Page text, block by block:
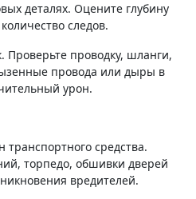
деталях. Оцените глубину
следов.
Проверьте проводку, шланги,
провода или дыры в
урон.
транспортного средства.
торпедо, обшивки дверей
вредителей.